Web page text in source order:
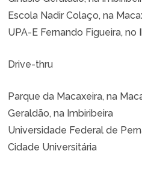
Escola Nadir Colaço, na
UPA-E Fernando Figueira, no
Drive-thru
Parque da Macaxeira, na
Geraldão, na Imbiribeira
Universidade Federal de
Cidade Universitária